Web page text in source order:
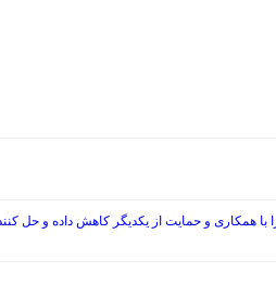
همکاری و حمایت از یکدیگر کاهش داده و حل کنند.